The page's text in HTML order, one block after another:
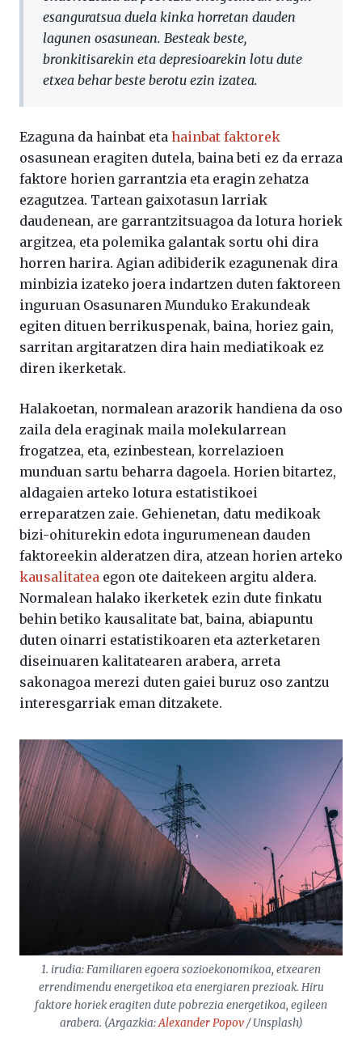
esanguratsua duela kinka horretan dauden
lagunen osasunean. Besteak beste,
bronkitisarekin eta depresioarekin lotu dute
etxea behar beste berotu ezin izatea.
Ezaguna da hainbat eta hainbat faktorek
osasunean eragiten dutela, baina beti ez da erraza
faktore horien garrantzia eta eragin zehatza
ezagutzea. Tartean gaixotasun larriak
daudenean, are garrantzitsuagoa da lotura horiek
argitzea, eta polemika galantak sortu ohi dira
horren harira. Agian adibiderik ezagunenak dira
minbizia izateko joera indartzen duten faktoreen
inguruan Osasunaren Munduko Erakundeak
egiten dituen berrikuspenak, baina, horiez gain,
sarritan argitaratzen dira hain mediatikoak ez
diren ikerketak.
Halakoetan, normalean arazorik handiena da oso
zaila dela eraginak maila molekularrean
frogatzea, eta, ezinbestean, korrelazioen
munduan sartu beharra dagoela. Horien bitartez,
aldagaien arteko lotura estatistikoei
erreparatzen zaie. Gehienetan, datu medikoak
bizi-ohiturekin edota ingurumenean dauden
faktoreekin alderatzen dira, atzean horien arteko
kausalitatea egon ote daitekeen argitu aldera.
Normalean halako ikerketek ezin dute finkatu
behin betiko kausalitate bat, baina, abiapuntu
duten oinarri estatistikoaren eta azterketaren
diseinuaren kalitatearen arabera, arreta
sakonagoa merezi duten gaiei buruz oso zantzu
interesgarriak eman ditzakete.
1. irudia: Familiaren egoera sozioekonomikoa, etxearen
errendimendu energetikoa eta energiaren prezioak. Hiru
faktore horiek eragiten dute pobrezia energetikoa, egileen
arabera. (Argazkia:Alexander Popov/ Unsplash)